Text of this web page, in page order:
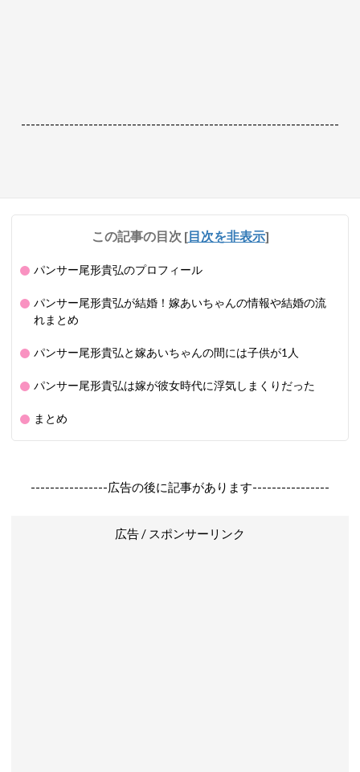
------------------------------------------------------------------
この記事の目次 [目次を非表示]
パンサー尾形貴弘のプロフィール
パンサー尾形貴弘が結婚！嫁あいちゃんの情報や結婚の流
れまとめ
パンサー尾形貴弘と嫁あいちゃんの間には子供が1人
パンサー尾形貴弘は嫁が彼女時代に浮気しまくりだった
まとめ
----------------広告の後に記事があります----------------
広告 / スポンサーリンク